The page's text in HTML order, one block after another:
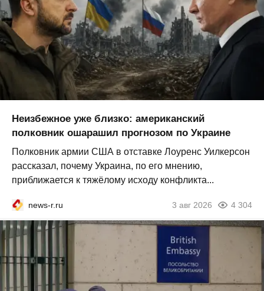
Неизбежное уже близко: американский
полковник ошарашил прогнозом по Украине
Полковник армии США в отставке Лоуренс Уилкерсон
рассказал, почему Украина, по его мнению,
приближается к тяжёлому исходу конфликта...
news-r.ru 3 авг 2026 4 304